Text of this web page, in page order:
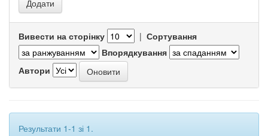
Вивести на сторінку | Сортування
Впорядкування
Автори
Результати 1-1 зі 1.